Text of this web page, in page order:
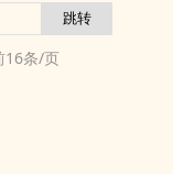
16条/页